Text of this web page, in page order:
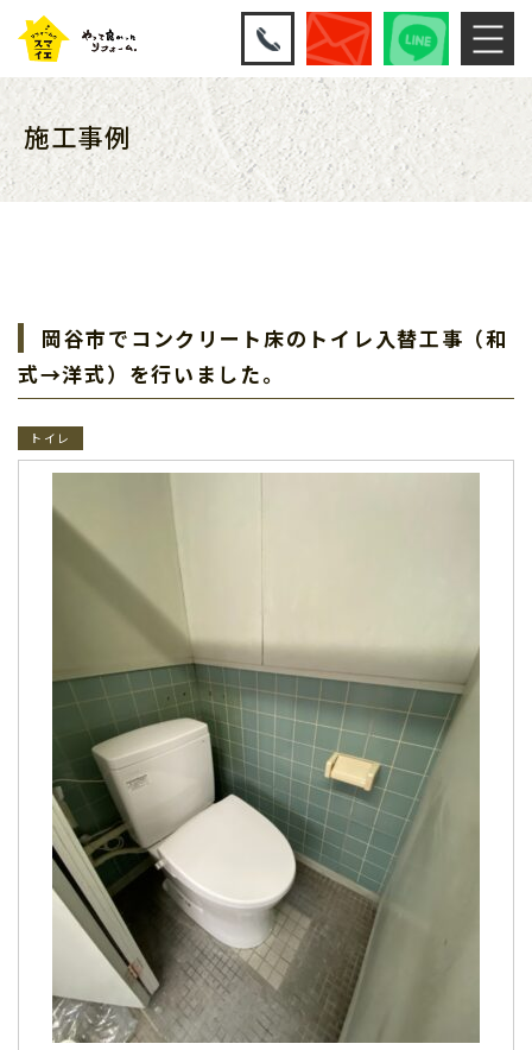
施工事例
岡谷市でコンクリート床のトイレ入替工事（和
式→洋式）を行いました。
トイレ